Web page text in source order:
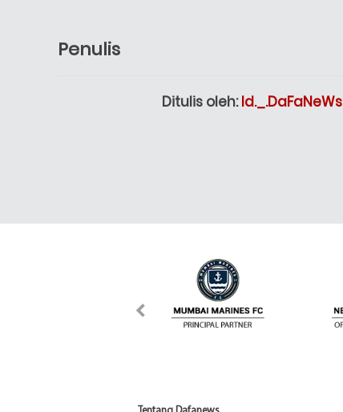
Penulis
Ditulis oleh:Id._.DaFaNeWs